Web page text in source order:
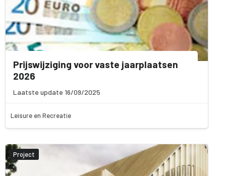
Prijswijziging voor vaste jaarplaatsen
2026
Laatste update 16/09/2025
Leisure en Recreatie
Project